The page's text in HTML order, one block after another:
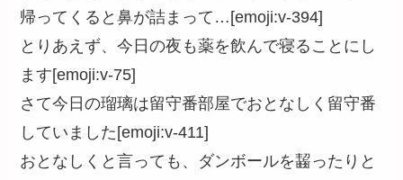
帰ってくると鼻が詰まって…[emoji:v-394]
とりあえず、今日の夜も薬を飲んで寝ることにし
ます[emoji:v-75]
さて今日の瑠璃は留守番部屋でおとなしく留守番
していました[emoji:v-411]
おとなしくと言っても、ダンボールを齧ったりと